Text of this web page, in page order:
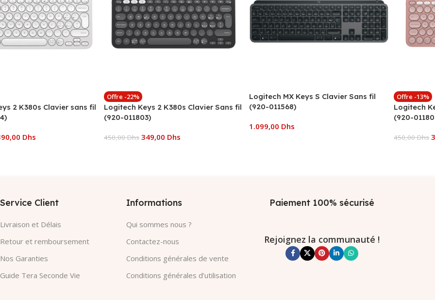
2 K380s Clavier sans fil
Dhs
Offre -22%
Logitech Keys 2 K380s Clavier Sans fil
(920-011803)
450,00Dhs 349,00 Dhs
Logitech MX Keys S Clavier Sans fil
(920-011568)
1.099,00 Dhs
Offre -13%
Logitech
(920-
450,00Dhs
Service Client
Livraison et Délais
Retour et remboursement
Nos Garanties​
Guide Tera Seconde Vie
Informations
Qui sommes nous ?
Contactez-nous
Conditions générales de vente
Conditions générales d’utilisation
Paiement 100% sécurisé
Rejoignez la communauté !